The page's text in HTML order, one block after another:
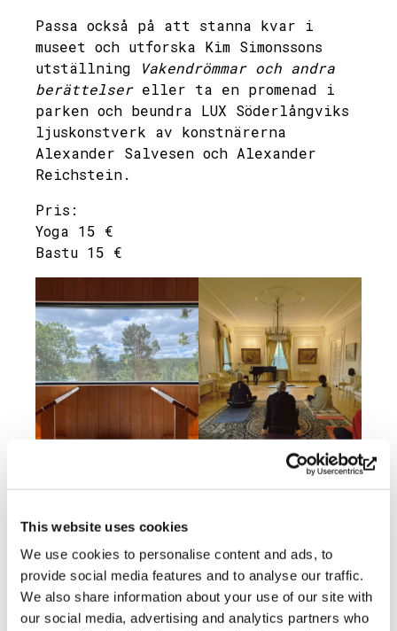
This website uses cookies
We use cookies to personalise content and ads, to
provide social media features and to analyse our traffic.
We also share information about your use of our site with
our social media, advertising and analytics partners who
Passa också på att stanna kvar i
museet och utforska Kim Simonssons
utställning
Vakendrömmar och andra
berättelsereller ta en promenad i
parken och beundra LUX Söderlångviks
ljuskonstverk av konstnärerna
Alexander Salvesen och Alexander
Reichstein.
Pris:
Yoga 15 €
Bastu 15 €
LUX Söderlångvik
2023 / By Cata